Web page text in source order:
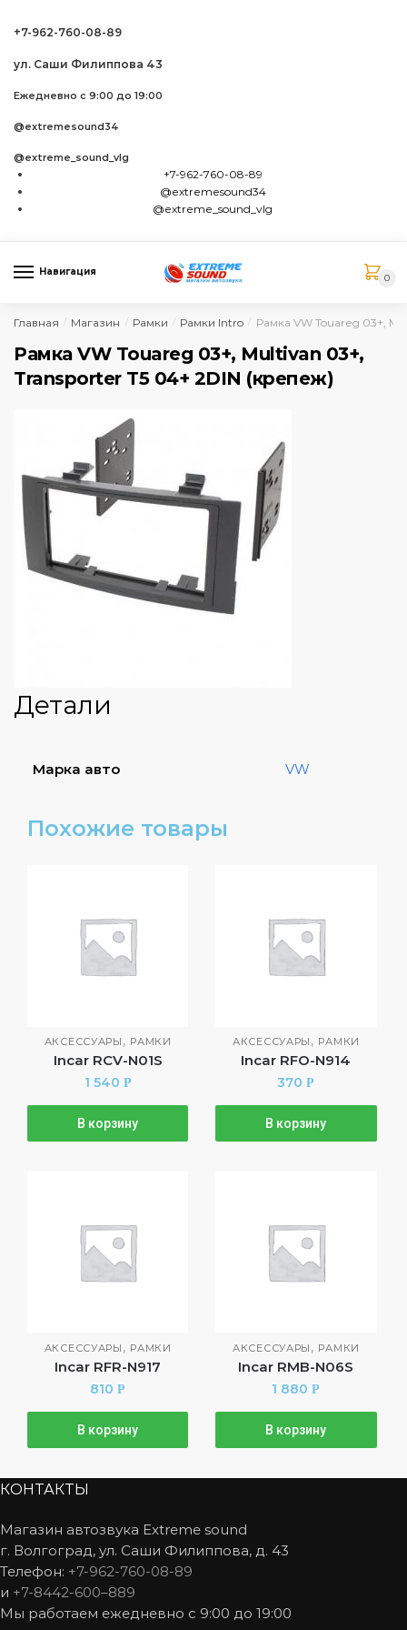
+7-962-760-08-89
ул. Саши Филиппова 43
Ежедневно с 9:00 до 19:00
@extremesound34
@extreme_sound_vlg
+7-962-760-08-89
@extremesound34
@extreme_sound_vlg
Навигация
0
Главная Магазин / Рамки / Рамки Intro / Рамка VW Touareg 03+,
Рамка VW Touareg 03+, Multivan 03+,
Transporter T5 04+ 2DIN (крепеж)
Детали
Марка авто VW
Похожие товары
АКСЕССУАРЫ , РАМКИ
Incar RCV-N01S
1 540 Р
В корзину
АКСЕССУАРЫ , РАМКИ
Incar RFO-N914
370Р
В корзину
АКСЕССУАРЫ , РАМКИ
Incar RFR-N917
810Р
В корзину
АКСЕССУАРЫ , РАМКИ
Incar RMB-N06S
1 880Р
В корзину
КОНТАКТЫ
Магазин автозвука Extreme sound
г. Волгоград, ул. Саши Филиппова, д. 43
Телефон: +7-962-760-08-89
и +7-8442-600–889
Мы работаем ежедневно с 9:00 до 19:00